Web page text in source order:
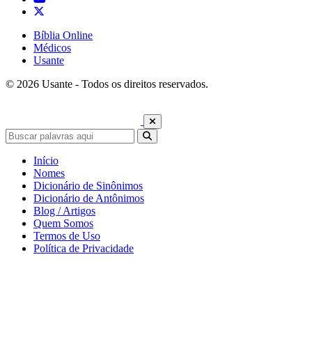
Bíblia Online
Médicos
Usante
© 2026 Usante - Todos os direitos reservados.
Início
Nomes
Dicionário de Sinônimos
Dicionário de Antônimos
Blog / Artigos
Quem Somos
Termos de Uso
Política de Privacidade